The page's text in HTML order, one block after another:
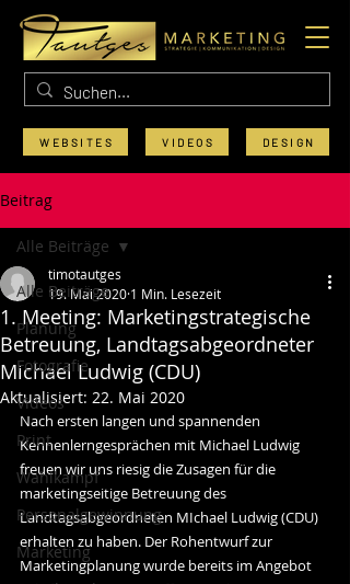
WEBSITES VIDEOS DESIGN
Beitrag
Alle Beiträge
Planung
Fotografie
Videos
Print
Wahlkampf
Personalgewinnung
Marketing
Alle Beiträge
1. Meeting: Marketingstrategische
Betreuung, Landtagsabgeordneter
Michael Ludwig (CDU)
timotautges
19. Mai 2020 1 Min. Lesezeit
Aktualisiert: 22. Mai 2020
Nach ersten langen und spannenden
Kennenlerngesprächen mit Michael Ludwig
freuen wir uns riesig die Zusagen für die
marketingseitige Betreuung des
Landtagsabgeordneten MIchael Ludwig (CDU)
erhalten zu haben. Der Rohentwurf zur
Marketingplanung wurde bereits im Angebot